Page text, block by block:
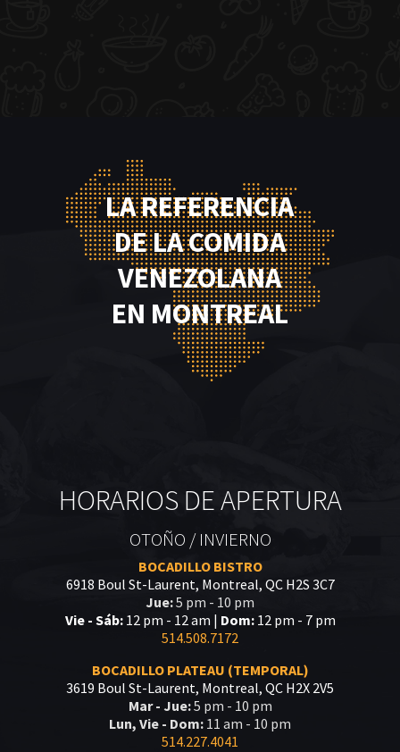
LA REFERENCIA
DE LA COMIDA
VENEZOLANA
EN MONTREAL
HORARIOS DE APERTURA
OTOÑO / INVIERNO
BOCADILLO BISTRO
6918 Boul St-Laurent, Montreal, QC H2S 3C7
Jue:5 pm - 10 pm
Vie - Sáb:12 pm - 12 am | Dom:12 pm - 7 pm
514.508.7172
BOCADILLO PLATEAU (TEMPORAL)
3619 Boul St-Laurent, Montreal, QC H2X 2V5
Mar - Jue:5 pm - 10 pm
Lun, Vie - Dom: 11 am - 10 pm
514.227.4041